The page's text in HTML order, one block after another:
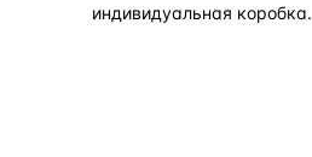
индивидуальная коробка.